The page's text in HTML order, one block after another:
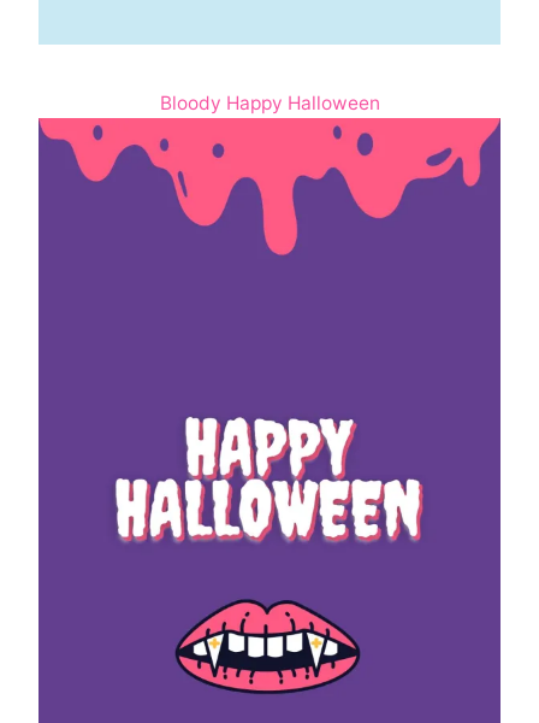
Bloody Happy Halloween